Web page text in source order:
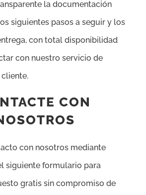
la documentación
siguientes pasos a seguir y los
con total disponibilidad
con nuestro servicio de
CON
con nosotros mediante
siguiente formulario para
gratis sin compromiso de